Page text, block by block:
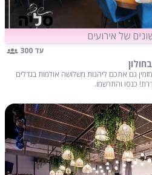
של אירועים
עד 300
גם אתכם ליהנות משלושה אולמות בגדלים
כנסו והתרשמו.